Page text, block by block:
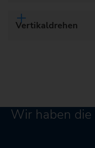
Vertikaldrehen
Wir haben die